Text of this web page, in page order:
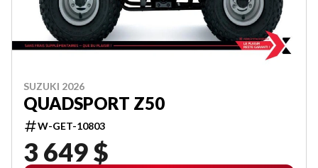
SUZUKI 2026
QUADSPORT Z50
W-GET-10803
3 649 $